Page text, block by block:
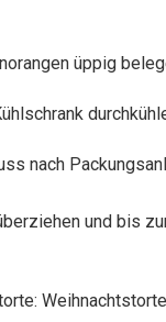
üppig
nach
und bis